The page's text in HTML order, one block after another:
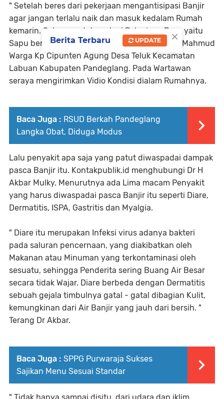
" Setelah beres dari pekerjaan mengantisipasi Banjir
agar jangan terlalu naik dan masuk kedalam Rumah
kemarin. Sekarang datang lagi Pekerjaan Baru yaitu
Sapu bersih sisa - sisa Air dalam Rumah." Ujar Mahmud
Warga Kp Cipunten Agung Desa Teluk Kecamatan
Labuan Kabupaten Pandeglang. Pada Wartawan
seraya mengirimkan Vidio Kondisi dialam Rumahnya.
Baca Juga : RSUD Berkah Pandeglang
Langka Obat, Diduga Modus
Lalu penyakit apa saja yang patut diwaspadai dampak
pasca Banjir itu. Kontakpublik.id menghubungi Dr H
Akbar Mulky. Menurutnya ada Lima macam Penyakit
yang harus diwaspadai pasca Banjir itu seperti Diare,
Dermatitis, ISPA, Gastritis dan Myalgia.
" Diare itu merupakan Infeksi virus adanya bakteri
pada saluran pencernaan, yang diakibatkan oleh
Makanan atau Minuman yang terkontaminasi oleh
sesuatu, sehingga Penderita sering Buang Air Besar
secara tidak Wajar. Diare berbeda dengan Dermatitis
sebuah gejala timbulnya gatal - gatal dibagian Kulit,
kemungkinan dari Air Banjir yang jauh dari bersih. "
Terang Dr Akbar.
Baca Juga : SPPG Purwaraja Sukses
Sajikan Menu Sesuai Standar
×
Berita Terbaru UPDATE